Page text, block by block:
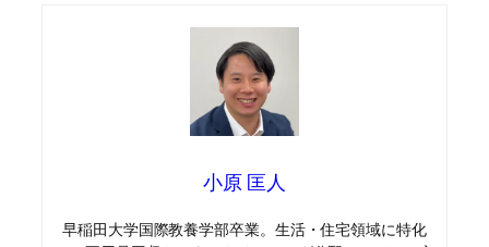
小原 匡人
早稲田大学国際教養学部卒業。生活・住宅領域に特化